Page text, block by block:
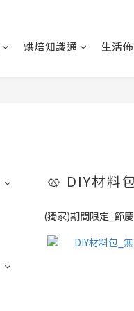
烘焙知識通 生活
🥨 DIY材料
(獨家)期間限定_節